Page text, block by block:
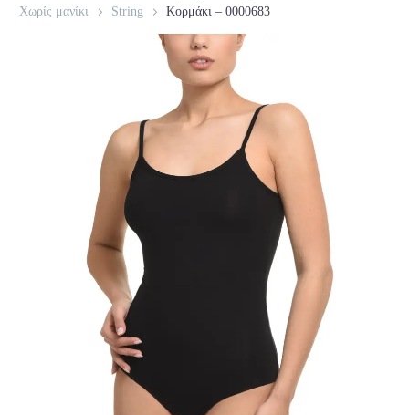
Χωρίς μανίκι
String Κορμάκι – 0000683